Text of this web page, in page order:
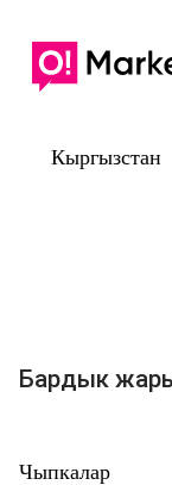
Кыргызстан
Бардык
Чыпкалар